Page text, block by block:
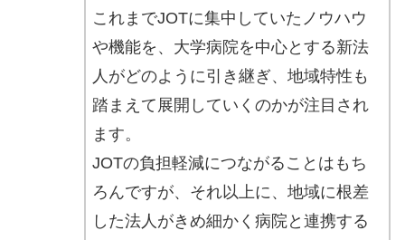
これまでJOTに集中していたノウハウ
や機能を、大学病院を中心とする新法
人がどのように引き継ぎ、地域特性も
踏まえて展開していくのかが注目され
ます。
JOTの負担軽減につながることはもち
ろんですが、それ以上に、地域に根差
した法人がきめ細かく病院と連携する